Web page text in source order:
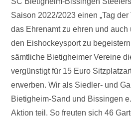
Saison 2022/2023 einen „Tag
das Ehrenamt zu ehren und
den Eishockeysport zu
sämtliche Bietigheimer Vereine
vergünstigt für 15 Euro
erwerben. Wir als Siedler- und
Bietigheim-Sand und Bissingen
Aktion teil. So freuten sich 46